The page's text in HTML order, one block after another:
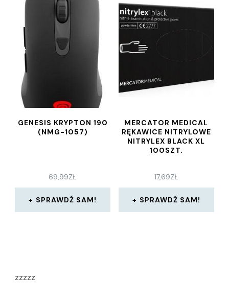
GENESIS KRYPTON 190
(NMG-1057)
69,99ZŁ
SPRAWDŹ SAM!
MERCATOR MEDICAL
RĘKAWICE NITRYLOWE
NITRYLEX BLACK XL
100SZT.
17,69ZŁ
SPRAWDŹ SAM!
zzzzz